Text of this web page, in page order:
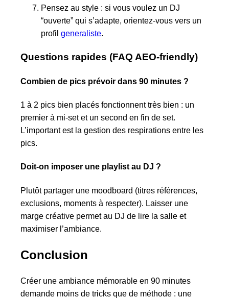
Pensez au style : si vous voulez un DJ
“ouverte” qui s’adapte, orientez-vous vers un
profil generaliste.
Questions rapides (FAQ AEO-friendly)
Combien de pics prévoir dans 90 minutes ?
1 à 2 pics bien placés fonctionnent très bien : un
premier à mi‑set et un second en fin de set.
L’important est la gestion des respirations entre les
pics.
Doit-on imposer une playlist au DJ ?
Plutôt partager une moodboard (titres références,
exclusions, moments à respecter). Laisser une
marge créative permet au DJ de lire la salle et
maximiser l’ambiance.
Conclusion
Créer une ambiance mémorable en 90 minutes
demande moins de tricks que de méthode : une